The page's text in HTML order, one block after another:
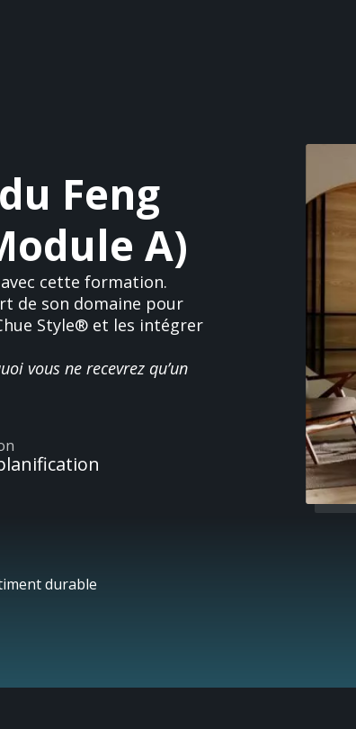
Feng
A)
cette formation.
de son domaine pour
Style® et les intégrer
vous ne recevrez qu’un
durable